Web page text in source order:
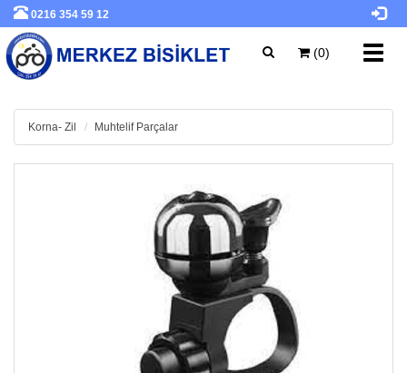
0216 354 59 12
(0)
Korna- Zil Muhtelif Parçalar